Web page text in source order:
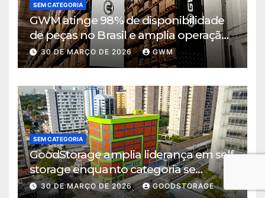
SEM CATEGORIA
GWM atinge 98% de disponibilidade
de peças no Brasil e amplia operação
logística em Cajamar
30 DE MARÇO DE 2026 GWM
SEM CATEGORIA
GoodStorage amplia liderança em self
storage enquanto categoria se
consolida em São Paulo
30 DE MARÇO DE 2026 GOODSTORAGE